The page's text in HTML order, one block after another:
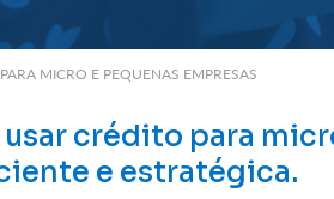
MICRO E PEQUENAS EMPRESAS
crédito para
e estratégica.